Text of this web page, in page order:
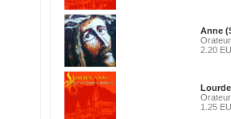
Anne
2.20
1.25